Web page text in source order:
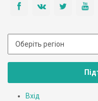
Вхід